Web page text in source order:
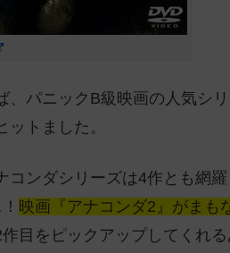
、パニックB級映画の人気シ
トました。
コンダシリーズは4作とも網
映画『アナコンダ2』がまも
目をピックアップしてくれ